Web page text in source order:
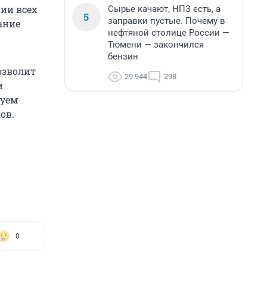
всех
0
5
Сырье качают, НПЗ есть, а
заправки пустые. Почему в
нефтяной столице России —
Тюмени — закончился
бензин
29 944 298